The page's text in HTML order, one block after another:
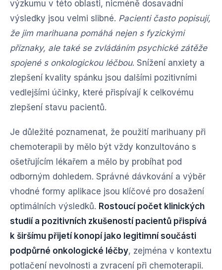
výzkumu v této oblasti, nicméně dosavadní
výsledky jsou velmi slibné. Pacienti často popisují,
že jim marihuana pomáhá nejen s fyzickými
příznaky, ale také se zvládáním psychické zátěže
spojené s onkologickou léčbou. Snížení anxiety a
zlepšení kvality spánku jsou dalšími pozitivními
vedlejšími účinky, které přispívají k celkovému
zlepšení stavu pacientů.
Je důležité poznamenat, že použití marihuany při
chemoterapii by mělo být vždy konzultováno s
ošetřujícím lékařem a mělo by probíhat pod
odborným dohledem. Správné dávkování a výběr
vhodné formy aplikace jsou klíčové pro dosažení
optimálních výsledků. Rostoucí počet klinických
studií a pozitivních zkušeností pacientů přispívá
k širšímu přijetí konopí jako legitimní součásti
podpůrné onkologické léčby, zejména v kontextu
potlačení nevolnosti a zvracení při chemoterapii.